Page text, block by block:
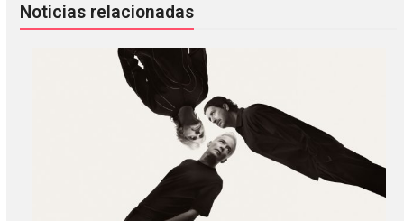
Noticias relacionadas